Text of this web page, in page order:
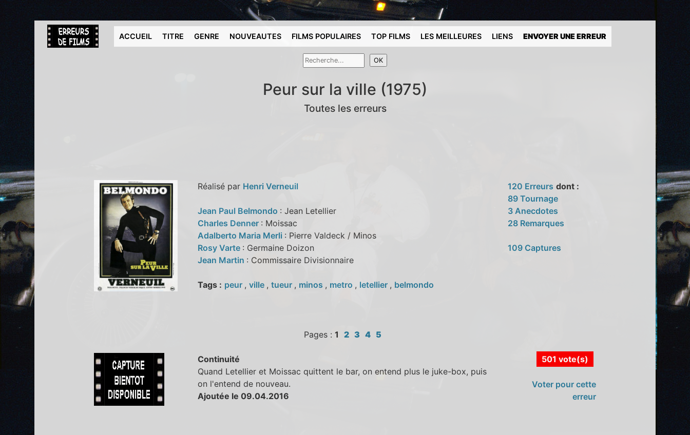
ACCUEIL TITRE GENRE NOUVEAUTES FILMS POPULAIRES TOP FILMS LES MEILLEURES LIENS ENVOYER UNE ERREUR
Peur sur la ville (1975)
Toutes les erreurs
Réalisé par Henri Verneuil
Jean Paul Belmondo : Jean Letellier
Charles Denner : Moissac
Adalberto Maria Merli : Pierre Valdeck / Minos
Rosy Varte : Germaine Doizon
Jean Martin : Commissaire Divisionnaire
Tags : peur , ville , tueur , minos , metro , letellier , belmondo
120 Erreurs dont :
89 Tournage
3 Anecdotes
28 Remarques
109 Captures
Pages : 1 2 3 4 5
Continuité
Quand Letellier et Moissac quittent le bar, on entend plus le juke-box, puis
on l'entend de nouveau.
Ajoutée le 09.04.2016
501 vote(s)
Voter pour cette
erreur